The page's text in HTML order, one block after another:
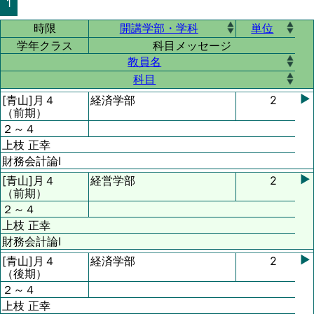
1
時限
科目
教員名
単位
開講学部・学科
学年クラス
科目メッセージ
[青山] 月４
（前期）
財務会計論Ⅰ
上枝 正幸
2
経済学部
２～４
▶
[青山] 月４
（前期）
財務会計論Ⅰ
上枝 正幸
2
経営学部
２～４
▶
[青山] 月４
（後期）
上枝 正幸
2
経済学部
２～４
▶